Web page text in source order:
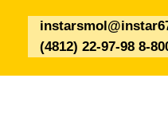
(4812) 22-97-98 8-